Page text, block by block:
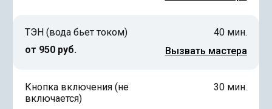
ТЭН (вода бьет током)
от 950 руб.
40 мин.
Вызвать мастера
Кнопка включения (не
включается)
30 мин.